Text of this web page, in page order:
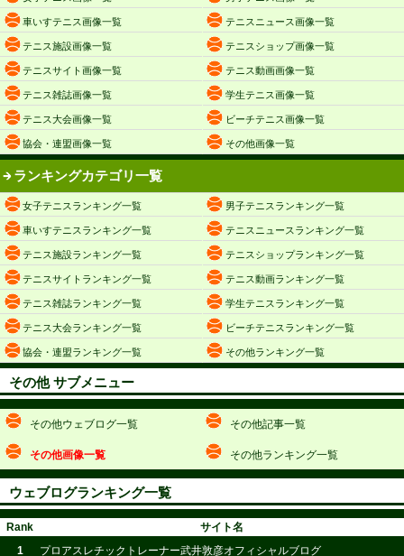
車いすテニス画像一覧 テニスニュース画像一覧
テニス施設画像一覧 テニスショップ画像一覧
テニスサイト画像一覧 テニス動画画像一覧
テニス雑誌画像一覧 学生テニス画像一覧
テニス大会画像一覧 ビーチテニス画像一覧
協会・連盟画像一覧 その他画像一覧
ランキングカテゴリ一覧
女子テニスランキング一覧 男子テニスランキング一覧
車いすテニスランキング一覧 テニスニュースランキング一覧
テニス施設ランキング一覧 テニスショップランキング一覧
テニスサイトランキング一覧 テニス動画ランキング一覧
テニス雑誌ランキング一覧 学生テニスランキング一覧
テニス大会ランキング一覧 ビーチテニスランキング一覧
協会・連盟ランキング一覧 その他ランキング一覧
その他 サブメニュー
その他ウェブログ一覧 その他記事一覧
その他画像一覧 その他ランキング一覧
ウェブログランキング一覧
Rank
サイト名
1
プロアスレチックトレーナー武井敦彦オフィシャルブログ